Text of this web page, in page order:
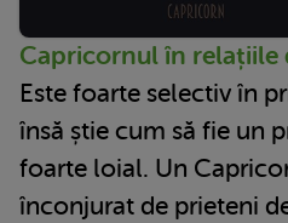
Capricornul în relațiile
Este foarte selectiv în
însă știe cum să fie un
foarte loial. Un
înconjurat de prieteni